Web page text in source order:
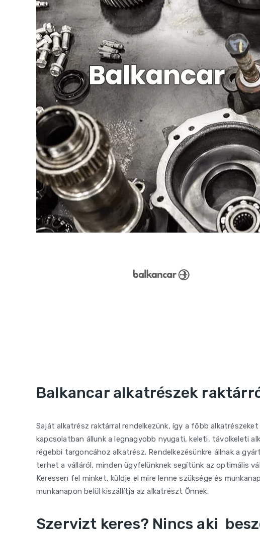
Balkancar alkatrészek
Saját alkatrész raktárral rendelkezünk, így a főbb
kapcsolatban állunk a legnagyobb nyugati, keleti, távolkeleti
régebbi targoncához alkatrész. Rendelkezésünkre állnak a
terhet a válláról, minden ügyfelünknek segítünk az optimális
Keressen fel minket, küldje el mire lenne szüksége és
munkanapon belül kiszállítja az alkatrészt Önnek.
Szervizt keres? Nincs aki